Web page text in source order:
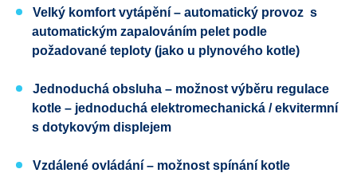
Velký komfort vytápění – automatický provoz s
automatickým zapalováním pelet podle
požadované teploty (jako u plynového kotle)
Jednoduchá obsluha – možnost výběru regulace
kotle – jednoduchá elektromechanická / ekvitermní
s dotykovým displejem
Vzdálené ovládání – možnost spínání kotle